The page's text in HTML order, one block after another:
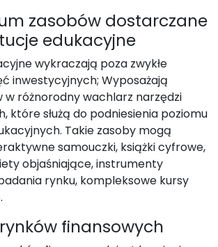
zasobów dostarczane
edukacyjne
wykraczają poza zwykłe
inwestycyjnych; Wyposażają
w różnorodny wachlarz narzędzi
które służą do podniesienia poziomu
Takie zasoby mogą
samouczki, książki cyfrowe,
objaśniające, instrumenty
rynku, kompleksowe kursy
finansowych